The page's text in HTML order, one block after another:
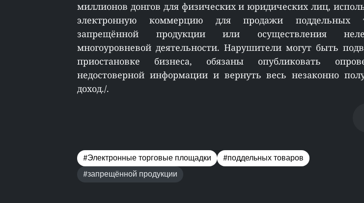
миллионов донгов для физических и юридических лиц,
электронную коммерцию для продажи поддельных
запрещённой продукции или осуществления
многоуровневой деятельности. Нарушители могут быть
приостановке бизнеса, обязаны опубликовать
недостоверной информации и вернуть весь незаконно
доход./.
#Электронные торговые площадки
#поддельных товаров
#запрещённой продукции